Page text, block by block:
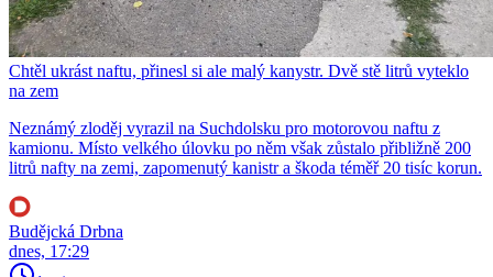
Chtěl ukrást naftu, přinesl si ale malý kanystr. Dvě stě litrů vyteklo
na zem
Neznámý zloděj vyrazil na Suchdolsku pro motorovou naftu z
kamionu. Místo velkého úlovku po něm však zůstalo přibližně 200
litrů nafty na zemi, zapomenutý kanistr a škoda téměř 20 tisíc korun.
Budějcká Drbna
dnes, 17:29